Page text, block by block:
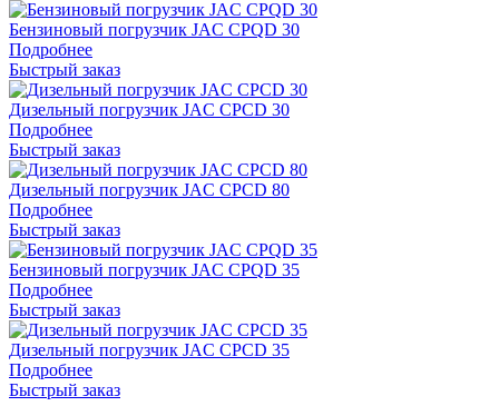
Бензиновый погрузчик JAC CPQD 30
Подробнее
Быстрый заказ
Дизельный погрузчик JAC CPCD 30
Подробнее
Быстрый заказ
Дизельный погрузчик JAC CPCD 80
Подробнее
Быстрый заказ
Бензиновый погрузчик JAC CPQD 35
Подробнее
Быстрый заказ
Дизельный погрузчик JAC CPCD 35
Подробнее
Быстрый заказ